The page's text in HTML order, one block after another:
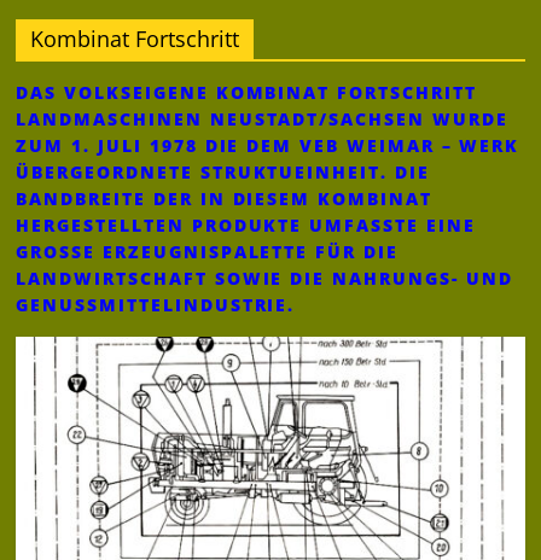
Kombinat Fortschritt
DAS VOLKSEIGENE KOMBINAT FORTSCHRITT
LANDMASCHINEN NEUSTADT/SACHSEN WURDE
ZUM 1. JULI 1978 DIE DEM VEB WEIMAR – WERK
ÜBERGEORDNETE STRUKTUEINHEIT. DIE
BANDBREITE DER IN DIESEM KOMBINAT
HERGESTELLTEN PRODUKTE UMFASSTE EINE
GROSSE ERZEUGNISPALETTE FÜR DIE L
ANDWIRTSCHAFT SOWIE DIE NAHRUNGS- UND G
ENUSSMITTELINDUSTRIE.